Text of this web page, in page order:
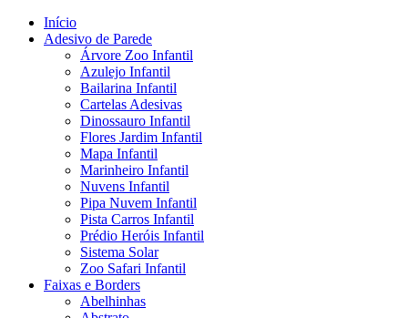
Início
Adesivo de Parede
Árvore Zoo Infantil
Azulejo Infantil
Bailarina Infantil
Cartelas Adesivas
Dinossauro Infantil
Flores Jardim Infantil
Mapa Infantil
Marinheiro Infantil
Nuvens Infantil
Pipa Nuvem Infantil
Pista Carros Infantil
Prédio Heróis Infantil
Sistema Solar
Zoo Safari Infantil
Faixas e Borders
Abelhinhas